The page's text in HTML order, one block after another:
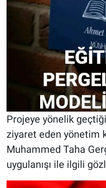
Projeye yönelik
ziyaret eden yönetim
Muhammed Taha
uygulanışı ile ilgili